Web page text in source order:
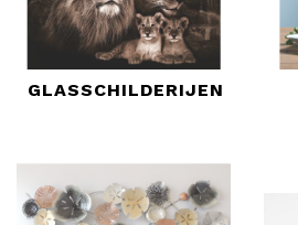
GLASSCHILDERIJEN